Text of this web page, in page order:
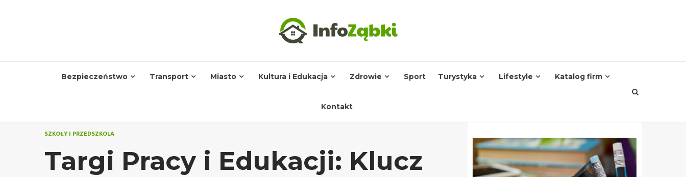
Bezpieczeństwo Transport Miasto Kultura i Edukacja Zdrowie Sport Turystyka Lifestyle Katalog firm
Kontakt
SZKOŁY I PRZEDSZKOLA
Targi Pracy i Edukacji: Klucz